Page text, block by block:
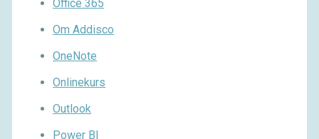
Office 365
Om Addisco
OneNote
Onlinekurs
Outlook
Power BI